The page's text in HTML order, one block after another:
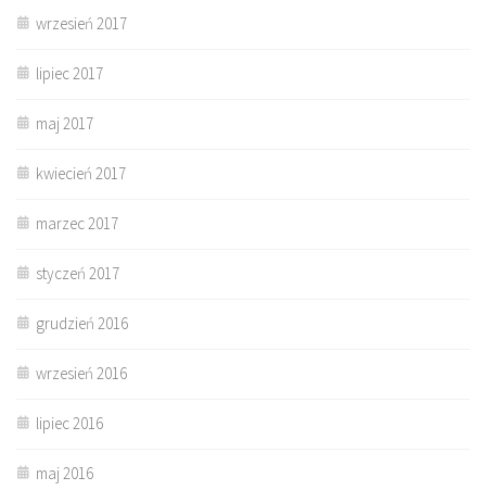
wrzesień 2017
lipiec 2017
maj 2017
kwiecień 2017
marzec 2017
styczeń 2017
grudzień 2016
wrzesień 2016
lipiec 2016
maj 2016